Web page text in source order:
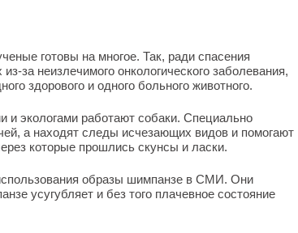
готовы на многое. Так, ради спасения
за неизлечимого онкологического заболевания,
здорового и одного больного животного.
экологами работают собаки. Специально
а находят следы исчезающих видов и помогают
которые прошлись скунсы и ласки.
образы шимпанзе в СМИ. Они
усугубляет и без того плачевное состояние